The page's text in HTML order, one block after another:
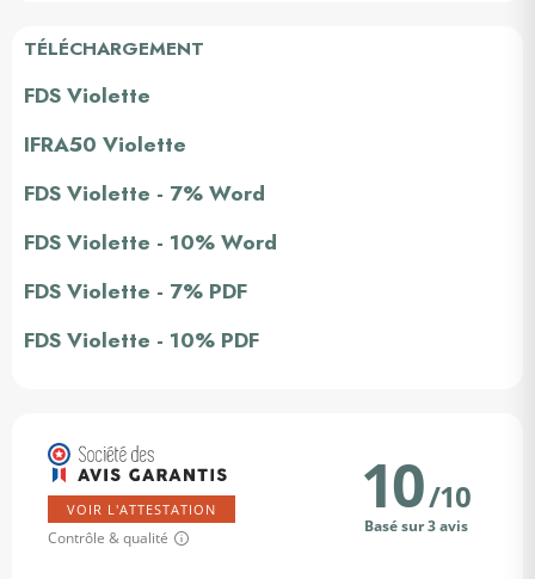
TÉLÉCHARGEMENT
FDS Violette
IFRA50 Violette
FDS Violette - 7% Word
FDS Violette - 10% Word
FDS Violette - 7% PDF
FDS Violette - 10% PDF
VOIR L'ATTESTATION
Contrôle & qualité
10/10
Basé sur 3 avis